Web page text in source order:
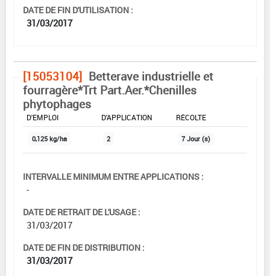
DATE DE FIN D'UTILISATION :
31/03/2017
[15053104] Betterave industrielle et
fourragère*Trt Part.Aer.*Chenilles
phytophages
DOSE MAX
D'EMPLOI
D'APPLICATION
RÉCOLTE
0,125 kg/ha 2 7 Jour (s)
INTERVALLE MINIMUM ENTRE APPLICATIONS :
-
DATE DE RETRAIT DE L'USAGE :
31/03/2017
DATE DE FIN DE DISTRIBUTION :
31/03/2017